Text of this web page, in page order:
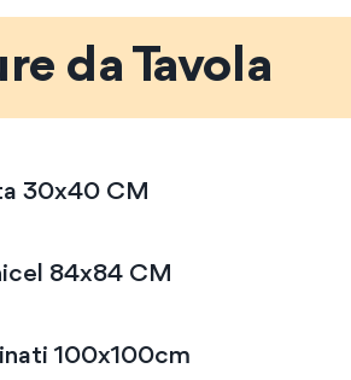
da Tavola
30x40 CM
84x84 CM
100x100cm